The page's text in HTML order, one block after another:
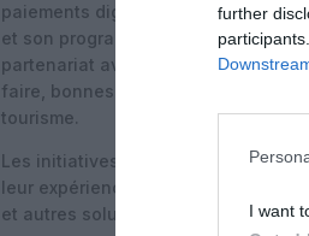
further
I want
paiements digitaux : Emirates
et son programme de fidélité
partenariat avec Dubai Finance
faire, bonnes pratiques et
tourisme.
Les initiatives ciblent notamment
leur expérience plus inclusive et
et autres solutions numériques au